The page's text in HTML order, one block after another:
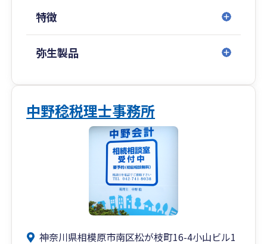
特徴
弥生製品
中野稔税理士事務所
神奈川県相模原市南区松が枝町16-4小山ビル1